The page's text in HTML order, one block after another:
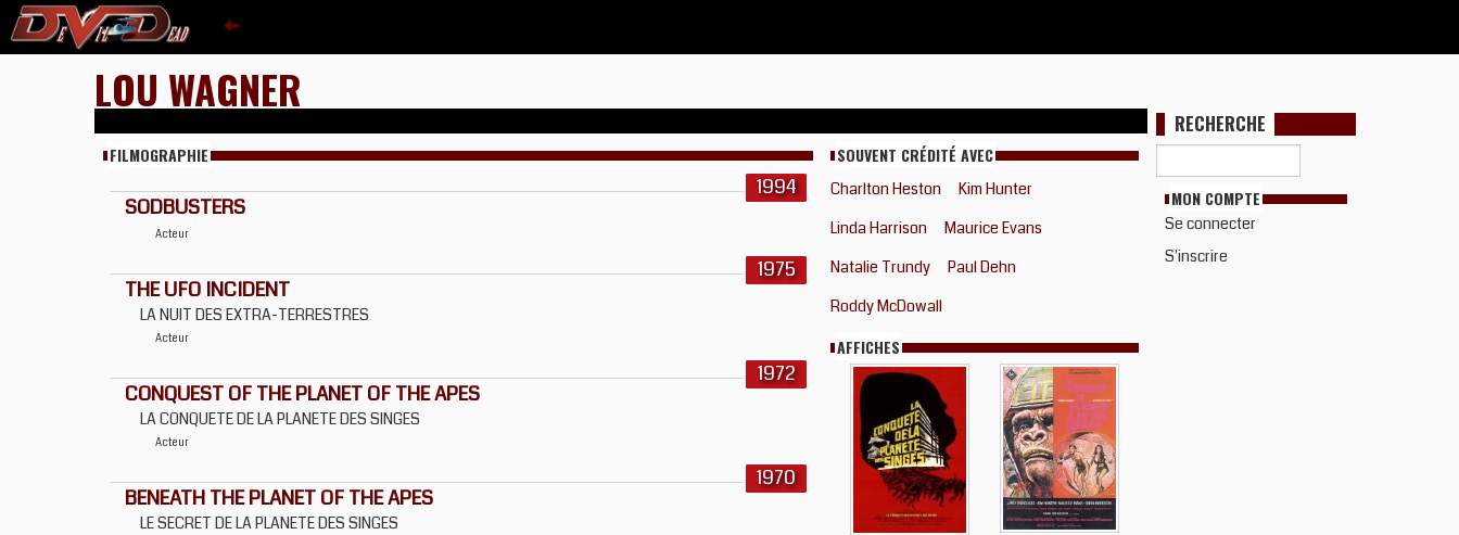
LOU WAGNER
FILMOGRAPHIE
1994
SODBUSTERS
Acteur
1975
THE UFO INCIDENT
LA NUIT DES EXTRA-TERRESTRES
Acteur
1972
CONQUEST OF THE PLANET OF THE APES
LA CONQUETE DE LA PLANETE DES SINGES
Acteur
1970
BENEATH THE PLANET OF THE APES
LE SECRET DE LA PLANETE DES SINGES
SOUVENT CRÉDITÉ AVEC
Charlton Heston
Kim Hunter
Linda Harrison
Maurice Evans
Natalie Trundy
Paul Dehn
Roddy McDowall
AFFICHES
RECHERCHE
MON COMPTE
Se connecter
S'inscrire